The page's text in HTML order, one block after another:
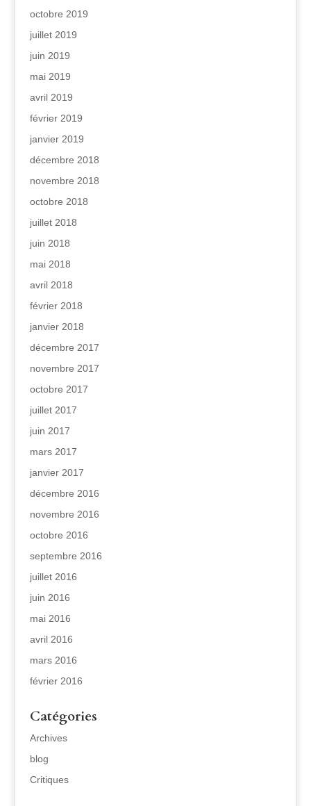
octobre 2019
juillet 2019
juin 2019
mai 2019
avril 2019
février 2019
janvier 2019
décembre 2018
novembre 2018
octobre 2018
juillet 2018
juin 2018
mai 2018
avril 2018
février 2018
janvier 2018
décembre 2017
novembre 2017
octobre 2017
juillet 2017
juin 2017
mars 2017
janvier 2017
décembre 2016
novembre 2016
octobre 2016
septembre 2016
juillet 2016
juin 2016
mai 2016
avril 2016
mars 2016
février 2016
Catégories
Archives
blog
Critiques